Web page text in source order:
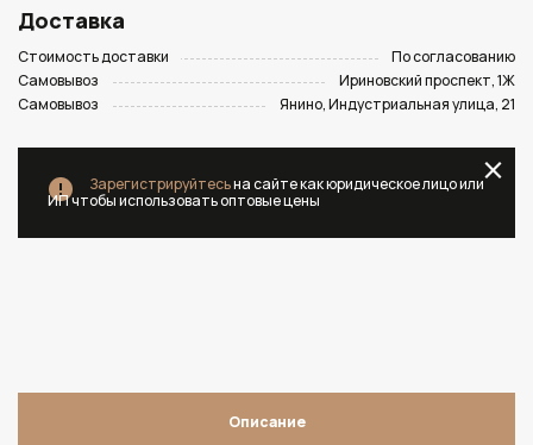
Доставка
Стоимость доставки
По согласованию
Самовывоз
Ириновский проспект, 1Ж
Самовывоз
Янино, Индустриальная улица, 21
Зарегистрируйтесьна сайте как юридическое лицо или
ИП чтобы использовать оптовые цены
Описание